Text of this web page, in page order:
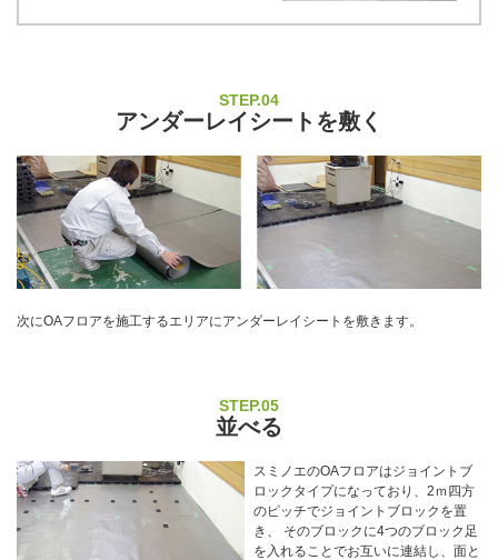
STEP.04
アンダーレイシートを敷く
次にOAフロアを施工するエリアにアンダーレイシートを敷きます。
STEP.05
並べる
スミノエのOAフロアはジョイントブ
ロックタイプになっており、2ｍ四方
のピッチでジョイントブロックを置
き、 そのブロックに4つのブロック足
を入れることでお互いに連結し、面と